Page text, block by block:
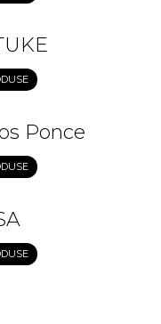
Ponce